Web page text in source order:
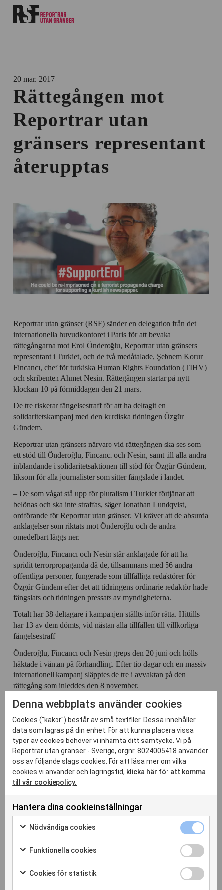
20 mar. 2017
Rättegången mot
Reportrar utan
gränsers representant
återupptas
Reportrar utan gränser (RSF) sänder en delegation från det
internationella huvudkontoret i Paris för att bevaka
rättegångarna mot Erol Önderoğlu, Reportrar utan gränsers
representant i Turkiet, och de två medåtalade, Şebnem Korur
Fincancı, chef för turkiska Human Rights Foundation (TIHV)
och skribenten Ahmet Nesin. Rättegången startar på nytt
klockan 10 på förmiddagen den 21 mars.
De tre riskerar fängelsestraff för att ha deltagit en
solidaritetskampanj med den kurdiska tidningen Özgür
Gündem.
Reportrar utan gränsers närvaro vid rättegången ska ses som
ett stöd till Önderoğlu, Fincancı och Nesin, samt till alla andra
inblandande i solidaritetsaktionen till stöd för Özgür Gündem,
liksom för alla journalister som sitter fängslade i landet.
– De som vågat stå upp för pluralism i Turkiet förtjänar att
belönas och ska inte straffas, säger Jonathan Lundqvist,
ordförande för Reportrar utan gränser. Vi kräver att de absurda
anklagelser som riktats mot Önderoğlu och de andra
omedelbart läggs ner.
Önderoğlu, Fincancı och Nesin står anklagade för att ha
spridit terrorpropaganda då de, tillsammans med 56 andra
offentliga personer, fungerade som tillfälliga redaktörer för
Özgür Gündem efter det att tidningens ordinarie redaktör hade
fängslats och tidningen pressats av myndigheterna.
Totalt har 38 deltagare i kampanjen ställts inför rätta. Hittills
har 13 av dem dömts, vid nästan alla tillfällen till villkorliga
fängelsestraff.
Önderoğlu, Fincancı och Nesin greps den 20 juni och hölls
häktade i väntan på förhandling. Efter tio dagar och en massiv
internationell kampanj släpptes de tre i avvaktan på den
rättegång som inleddes den 8 november.
Turkiet återfinns på plats 151 av 180 länder i Reportrar utan
gränsers årliga pressfrihetsindex.
Relaterade inlägg
Denna webbplats använder cookies
Cookies ("kakor") består av små textfiler. Dessa innehåller
data som lagras på din enhet. För att kunna placera vissa
typer av cookies behöver vi inhämta ditt samtycke. Vi på
Reportrar utan gränser - Sverige, orgnr. 8024005418 använder
oss av följande slags cookies. För att läsa mer om vilka
cookies vi använder och lagringstid, klicka här för att komma
till vår cookiepolicy.
Hantera dina cookieinställningar
Nödvändiga cookies
Markera
för
till
användning
cookies
kryssruta
Funktionella cookies
Markera
för
cookies
kryssruta
Cookies för statistik
Markera
Cookies
för